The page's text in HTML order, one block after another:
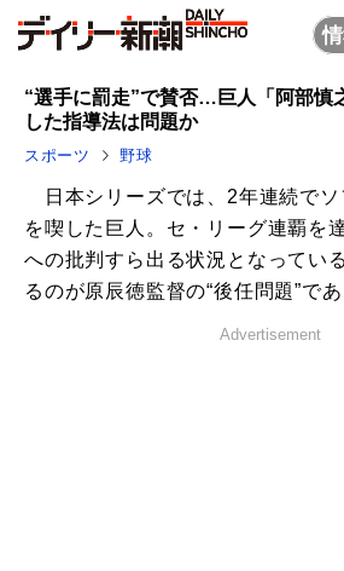
“選手に罰走”で賛否…巨人「阿部慎
した指導法は問題か
スポーツ 野球
日本シリーズでは、2年連続でソ
を喫した巨人。セ・リーグ連覇を
への批判すら出る状況となってい
るのが原辰徳監督の“後任問題”で
Advertisement